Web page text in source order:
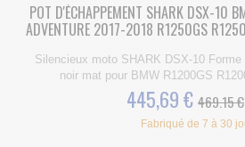
POT D'ÉCHAPPEMENT SHARK DSX-10
ADVENTURE 2017-2018 R1250GS
Silencieux moto SHARK DSX-10
noir mat pour BMW R1200GS
445,69 € 469.15 €
Fabriqué de 7 à 30